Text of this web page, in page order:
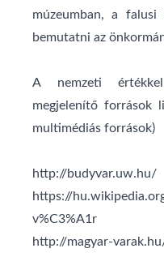
múzeumban, a
bemutatni az
A nemzeti
megjelenítő források
multimédiás források)
http://budyvar.uw.hu/
https://
v%C3%A1r
http://magyar-